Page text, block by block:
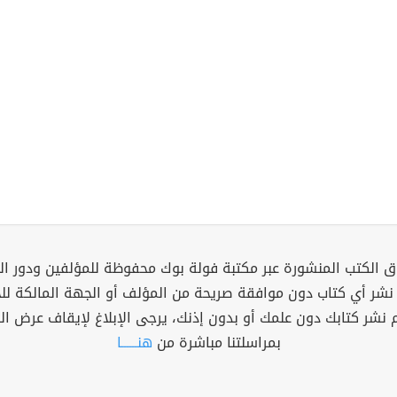
الكتب المنشورة عبر مكتبة فولة بوك محفوظة للمؤلفين ودور
نشر أي كتاب دون موافقة صريحة من المؤلف أو الجهة المالكة
نشر كتابك دون علمك أو بدون إذنك، يرجى الإبلاغ لإيقاف عرض
بمراسلتنا مباشرة من هنــــــا